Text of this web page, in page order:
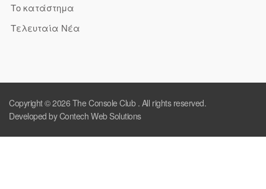
Το κατάστημα
Τελευταία Νέα
Copyright © 2026 The Console Club. All rights reserved.
Developed by Contech Web Solutions